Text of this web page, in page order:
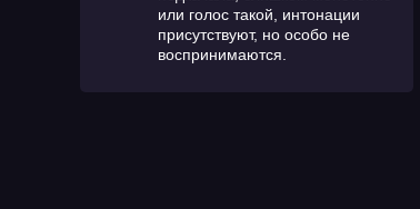
или голос такой, интонации
присутствуют, но особо не
воспринимаются.